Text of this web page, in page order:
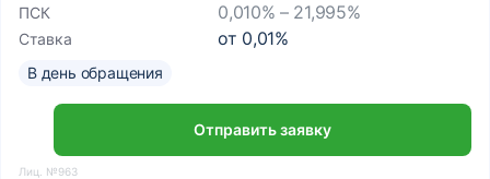
ПСК 0,010% – 21,995%
Ставка от 0,01%
В день обращения
Отправить заявку
Лиц. №963